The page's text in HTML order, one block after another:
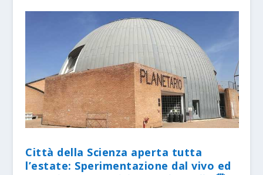
Città della Scienza aperta tutta
l’estate: Sperimentazione dal vivo ed